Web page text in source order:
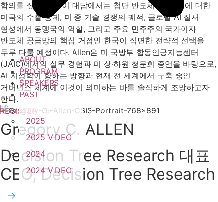
ABOUT
PROGRAM
SPEAKERS
PAST
2025
2025 VIDEO
2024
2024 VIDEO
REGISTER
함의를 짚어본다. 이 대담에서는 첨단 반도체 및 AI 칩에 대한
미국의 수출 통제, 미·중 기술 경쟁의 궤적, 글로벌 AI 질서
형성에서 동맹국의 역할, 그리고 주요 민주주의 국가이자
반도체 공급망의 핵심 거점인 한국이 직면한 전략적 선택을
두루 다룰 예정이다. Allen은 미 국방부 합동인공지능센터
(JAIC)에서의 실무 경험과 미 상·하원 청문회 증언을 바탕으로,
AI 지정학이 향하는 방향과 현재 전 세계에서 구축 중인
거버넌스 체계에 이것이 의미하는 바를 솔직하게 조망하고자
한다.
Gregory C. ALLEN
Decision Tree Research 대표
CEO, Decision Tree Research